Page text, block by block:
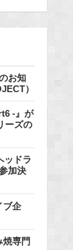
お知
）
-』が
ーズの
ッドラ
加決
ブ企
焼専門